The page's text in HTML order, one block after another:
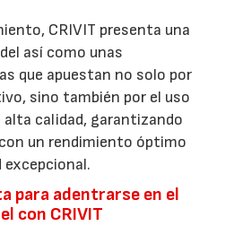
CRIVIT presenta una
así como unas
que apuestan no solo por
sino también por el uso
alta calidad, garantizando
un rendimiento óptimo
excepcional.
para adentrarse en el
con CRIVIT